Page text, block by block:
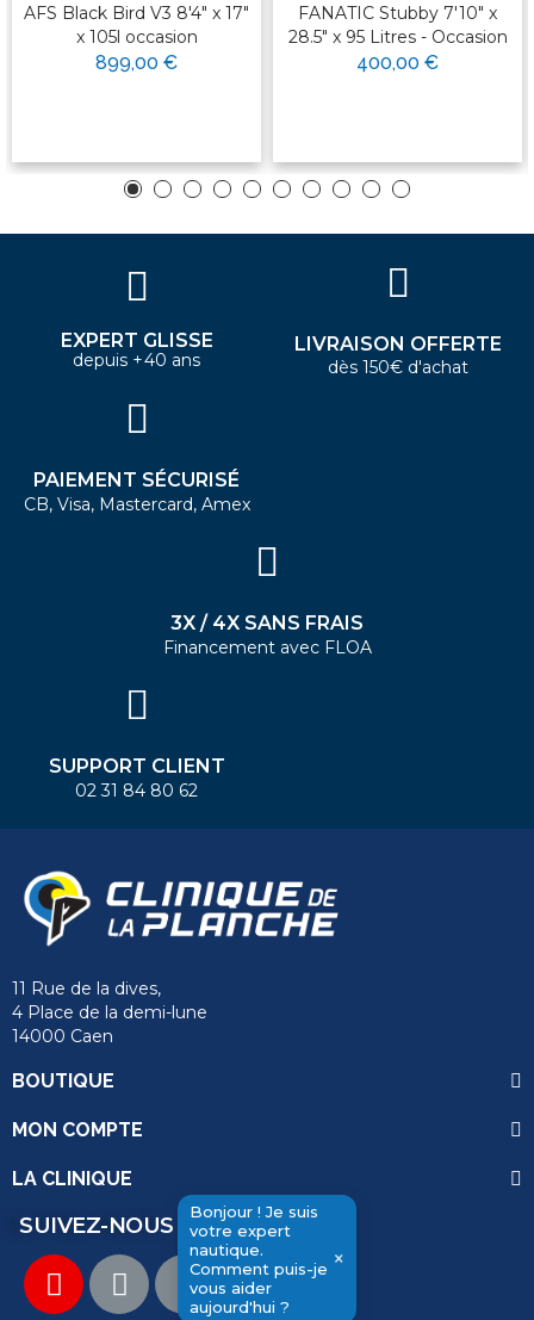
AFS Black Bird V3 8'4" x 17"
x 105l occasion
899,00 €
FANATIC Stubby 7'10" x
28.5" x 95 Litres - Occasion
400,00 €
Bonjour ! Je suis
votre expert
nautique.
Comment puis-je
vous aider
aujourd'hui ?
×
EXPERT GLISSE
depuis +40 ans
LIVRAISON OFFERTE
dès 150€ d'achat
PAIEMENT SÉCURISÉ
CB, Visa, Mastercard, Amex
3X / 4X SANS FRAIS
Financement avec FLOA
SUPPORT CLIENT
02 31 84 80 62
11 Rue de la dives,
4 Place de la demi-lune
14000 Caen
BOUTIQUE
MON COMPTE
LA CLINIQUE
SUIVEZ-NOUS